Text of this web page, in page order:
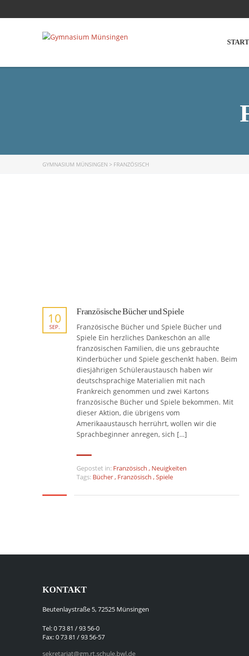
GYMNASIUM MÜNSINGEN > FRANZÖSISCH
Französische Bücher und Spiele
10
SEP.
Französische Bücher und Spiele Bücher und
Spiele Ein herzliches Dankeschön an alle
französischen Familien, die uns gebrauchte
Kinderbücher und Spiele geschenkt haben. Beim
diesjährigen Schüleraustausch haben wir
deutschsprachige Materialien mit nach
Frankreich genommen und zwei Kartons
französische Bücher und Spiele bekommen. Mit
dieser Aktion, die übrigens vom
Amerikaaustausch herrührt, wollen wir die
Sprachbeginner anregen, sich […]
Gepostet in: Französisch , Neuigkeiten
Tags: Bücher, Französisch ,Spiele
KONTAKT
Beutenlaystraße 5, 72525 Münsingen
Tel: 0 73 81 / 93 56-0
Fax: 0 73 81 / 93 56-57
sekretariat@gm.rt.schule.bwl.de